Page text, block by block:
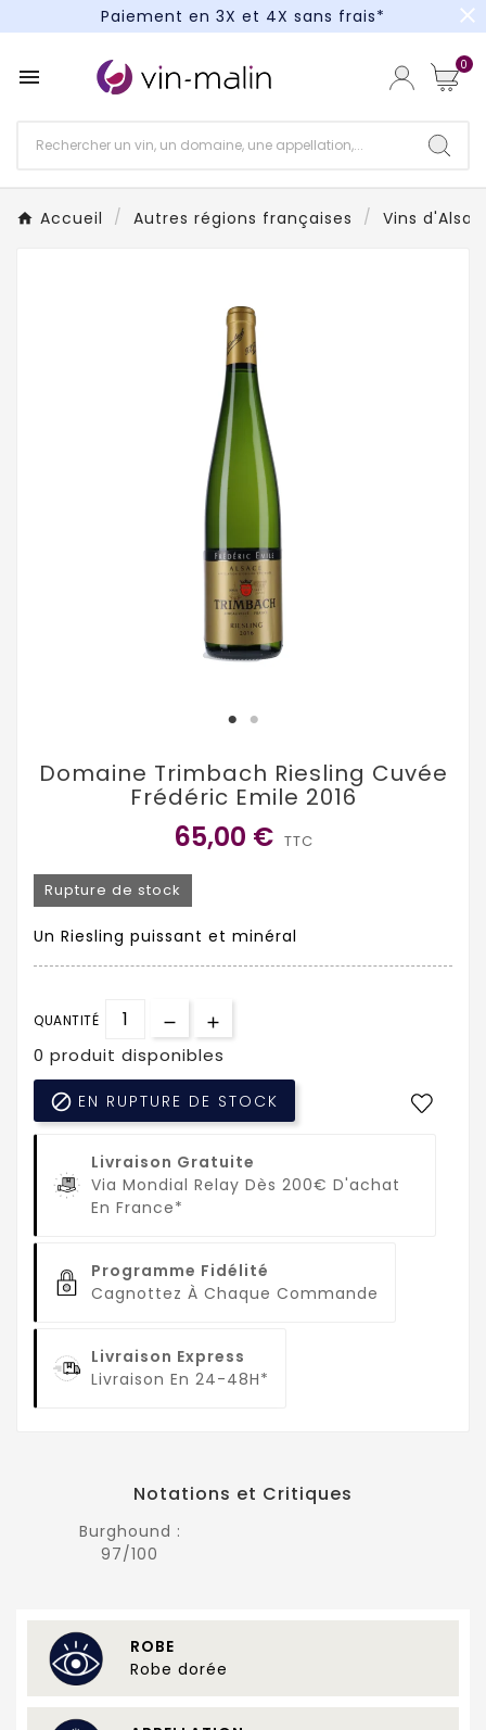
Paiement en 3X et 4X sans frais*
Paiement en 3X et 4X sans frais*
close
 0
Accueil Autres régions françaises Vins
Domaine Trimbach Riesling Cuvée
Frédéric Emile 2016
65,00 € TTC
Rupture de stock
Un Riesling puissant et minéral
QUANTITÉ
0 produit disponibles
 EN RUPTURE DE STOCK
Livraison Gratuite
Via Mondial Relay Dès 200€ D'achat
En France*
Programme Fidélité
Cagnottez À Chaque Commande
Livraison Express
Livraison En 24-48H*
Notations et Critiques
Burghound :
97/100
ROBE
Robe dorée